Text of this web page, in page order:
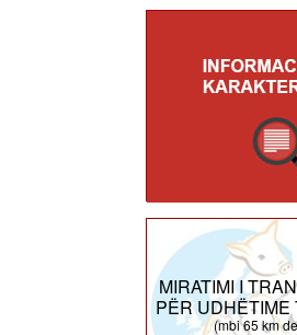
MIRATIMI I
PËR
(mbi 65 km